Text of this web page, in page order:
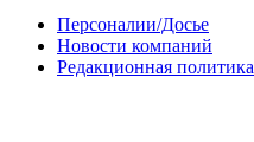
Персоналии/Досье
Новости компаний
Редакционная политика